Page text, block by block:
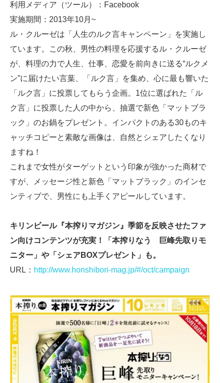
利用メディア（ツール）：Facebook
実施期間：2013年10月~
ル・クルーゼは「人生のルク言キャンペーン」を実施し
ています。この秋、男性の料理を応援するル・クルーゼ
が、料理の力で人生、仕事、恋愛を前向きに送る“ルクメ
ン”に届けたい言葉、「ルク言」を集め、心に最も響いた
「ルク言」に投票してもらう企画。1位に選ばれた「ル
ク言」に投票した人の中から、抽選で新色「マットブラ
ック」のお鍋をプレゼント。インパクトのある30ものキ
ャッチコピーと素敵な画像は、自然とシェアしたくなり
ますね！
これまで女性がターゲットという印象が強かった商材で
すが、メッセージ性と新色「マットブラック」のインセ
ンティブで、男性にも上手くアピールしています。
キリンビール『本搾りマガジン』季節を反映させたファ
ン向けコンテンツが充実！「本搾りなう 巨峰先取りモ
ニター」や「シェアBOXプレゼント」も。
URL： http://www.honshibori-mag.jp/#/oct/campaign